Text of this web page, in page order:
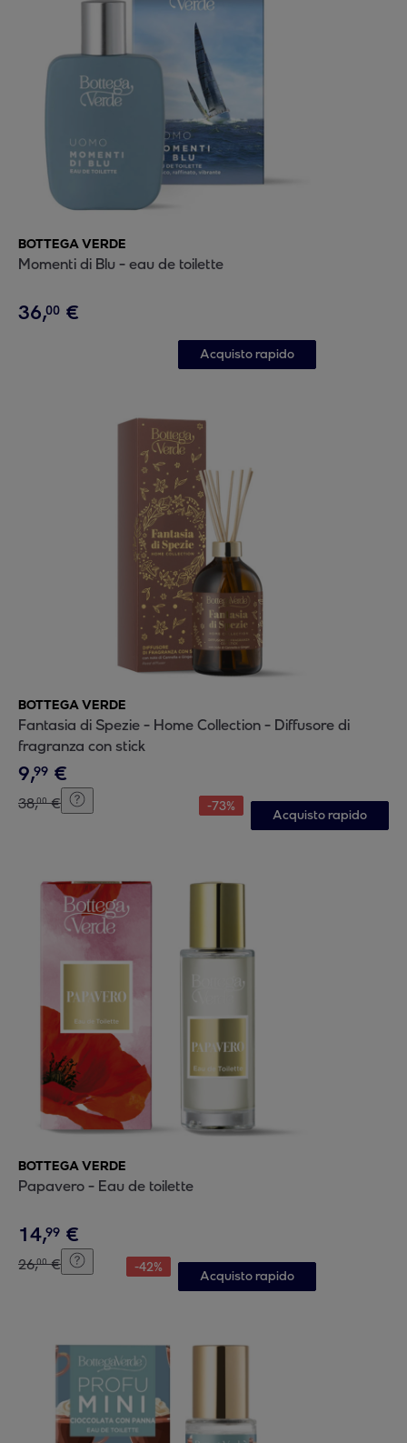
BOTTEGA VERDE
Momenti di Blu - eau de toilette
36,00 €
Acquisto rapido
BOTTEGA VERDE
Fantasia di Spezie - Home Collection - Diffusore di
fragranza con stick
9,99 €
38,00 € -73%
Acquisto rapido
BOTTEGA VERDE
Papavero - Eau de toilette
14,99 €
26,00 € -42%
Acquisto rapido